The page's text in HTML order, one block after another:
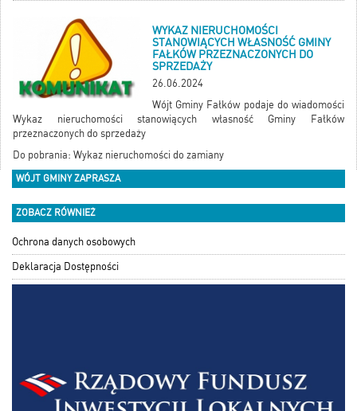
WYKAZ NIERUCHOMOŚCI
STANOWIĄCYCH WŁASNOŚĆ GMINY
FAŁKÓW PRZEZNACZONYCH DO
SPRZEDAŻY
26.06.2024
Wójt Gminy Fałków podaje do wiadomości
Wykaz nieruchomości stanowiących własność Gminy Fałków
przeznaczonych do sprzedaży
Do pobrania: Wykaz nieruchomości do zamiany
WÓJT GMINY ZAPRASZA
ZOBACZ RÓWNIEŻ
Ochrona danych osobowych
Deklaracja Dostępności